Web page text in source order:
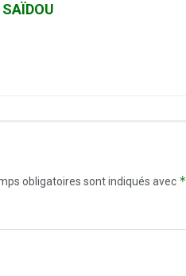
obligatoires sont indiqués avec *